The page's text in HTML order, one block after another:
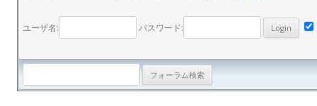
ユーザ名: パスワード: